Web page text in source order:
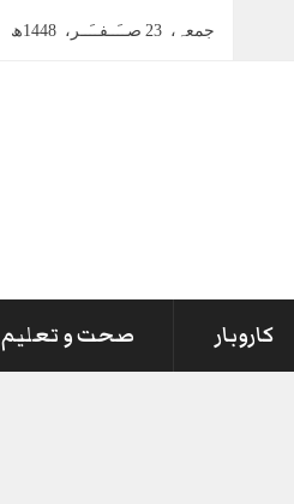
جمعہ، 23 صــَــفــَــر، 1448ھ
کاروبار صحت و تعلیم